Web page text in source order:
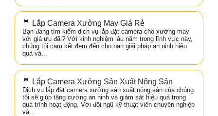
🤵 Lắp Camera Xưởng May Giá Rẻ
Bạn đang tìm kiếm dịch vụ lắp đặt camera cho xưởng may
với giá ưu đãi? Với kinh nghiệm lâu năm trong lĩnh vực này,
chúng tôi cam kết đem đến cho bạn giải pháp an ninh hiệu
quả và...
🤵 Lắp Camera Xưởng Sản Xuất Nông Sản
Dịch vụ lắp đặt camera xưởng sản xuất nông sản của chúng
tôi sẽ giúp tăng cường an ninh và giám sát hiệu quả trong
quá trình hoạt động. Với đội ngũ kỹ thuật viên chuyên nghiệp
và...